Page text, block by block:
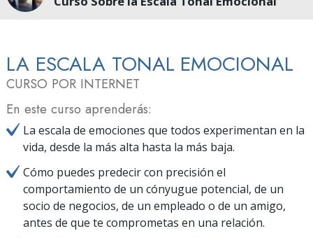
LA ESCALA TONAL EMOCIONAL
CURSO POR INTERNET
En este curso aprenderás:
La escala de emociones que todos experimentan en la
vida, desde la más alta hasta la más baja.
Cómo puedes predecir con precisión el
comportamiento de un cónyugue potencial, de un
socio de negocios, de un empleado o de un amigo,
antes de que te comprometas en una relación.